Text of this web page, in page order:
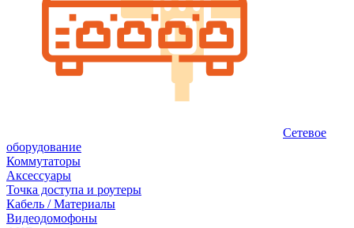
Сетевое
оборудование
Коммутаторы
Аксессуары
Точка доступа и роутеры
Кабель / Материалы
Видеодомофоны